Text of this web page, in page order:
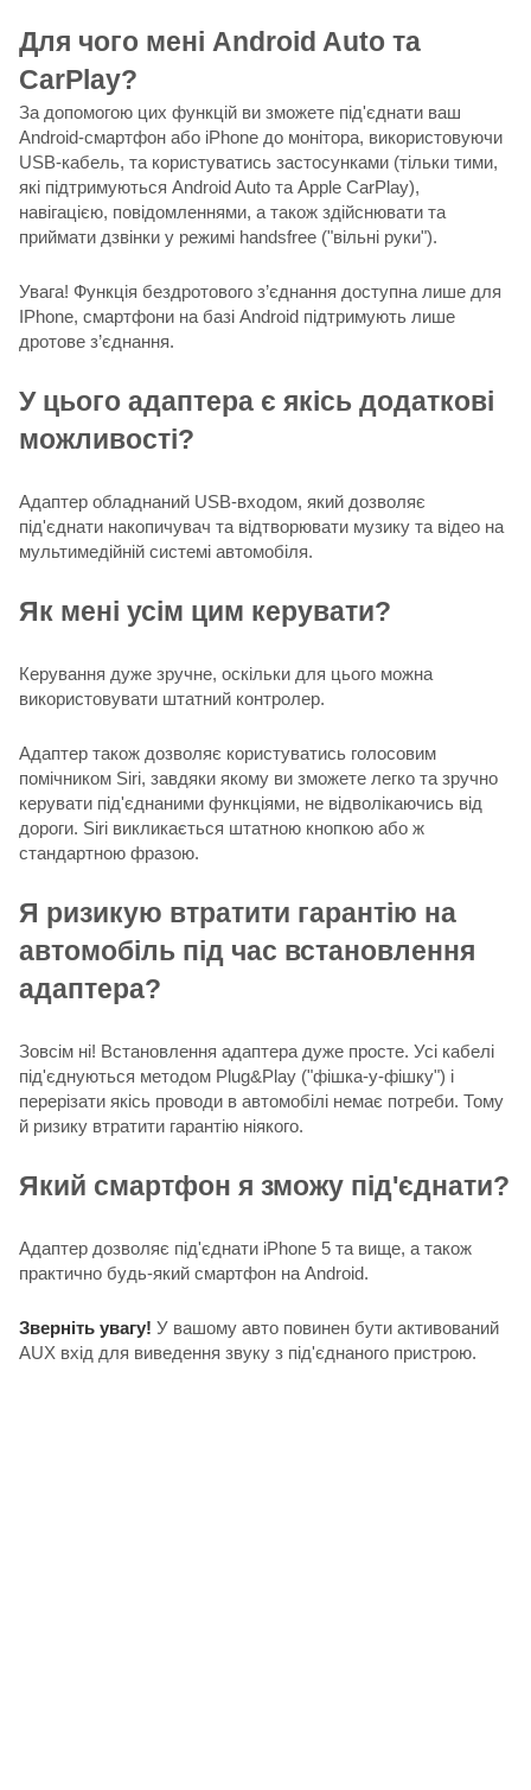
Для чого мені Android Auto та
CarPlay?
За допомогою цих функцій ви зможете під'єднати ваш
Android-смартфон або iPhone до монітора, використовуючи
USB-кабель, та користуватись застосунками (тільки тими,
які підтримуються Android Auto та Apple CarPlay),
навігацією, повідомленнями, а також здійснювати та
приймати дзвінки у режимі handsfree ("вільні руки").
Увага! Функція бездротового з’єднання доступна лише для
IPhone, смартфони на базі Android підтримують лише
дротове з’єднання.
У цього адаптера є якісь додаткові
можливості?
Адаптер обладнаний USB-входом, який дозволяє
під'єднати накопичувач та відтворювати музику та відео на
мультимедійній системі автомобіля.
Як мені усім цим керувати?
Керування дуже зручне, оскільки для цього можна
використовувати штатний контролер.
Адаптер також дозволяє користуватись голосовим
помічником Siri, завдяки якому ви зможете легко та зручно
керувати під'єднаними функціями, не відволікаючись від
дороги. Siri викликається штатною кнопкою або ж
стандартною фразою.
Я ризикую втратити гарантію на
автомобіль під час встановлення
адаптера?
Зовсім ні! Встановлення адаптера дуже просте. Усі кабелі
під'єднуються методом Plug&Play ("фішка-у-фішку") і
перерізати якісь проводи в автомобілі немає потреби. Тому
й ризику втратити гарантію ніякого.
Який смартфон я зможу під'єднати?
Адаптер дозволяє під'єднати iPhone 5 та вище, а також
практично будь-який смартфон на Android.
Зверніть увагу! У вашому авто повинен бути активований
AUX вхід для виведення звуку з під'єднаного пристрою.